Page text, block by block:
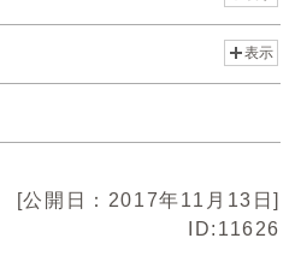
表示
[公開日：2017年11月13日]
ID:11626